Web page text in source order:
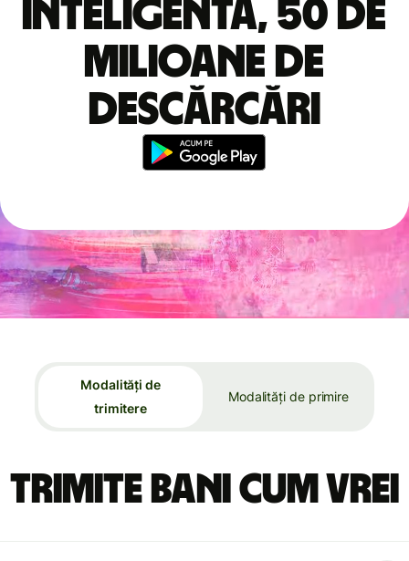
inteligentă, 50 de
milioane de
descărcări
Modalități de
trimitere
Modalități de primire
Trimite bani cum vrei